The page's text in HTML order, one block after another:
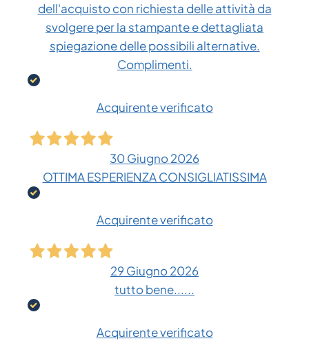
dell'acquisto con richiesta delle attività da
svolgere per la stampante e dettagliata
spiegazione delle possibili alternative.
Complimenti.
Acquirente verificato
30 Giugno 2026
OTTIMA ESPERIENZA CONSIGLIATISSIMA
Acquirente verificato
29 Giugno 2026
tutto bene......
Acquirente verificato